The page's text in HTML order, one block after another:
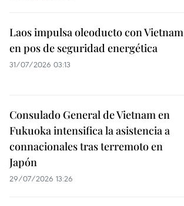
Laos impulsa oleoducto con Vietnam
en pos de seguridad energética
31/07/2026 03:13
Consulado General de Vietnam en
Fukuoka intensifica la asistencia a
connacionales tras terremoto en
Japón
29/07/2026 13:26